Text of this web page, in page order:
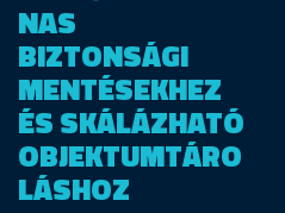
NAS
BIZTONSÁGI
MENTÉSEKHEZ
ÉS SKÁLÁZHATÓ
OBJEKTUMTÁRO
LÁSHOZ